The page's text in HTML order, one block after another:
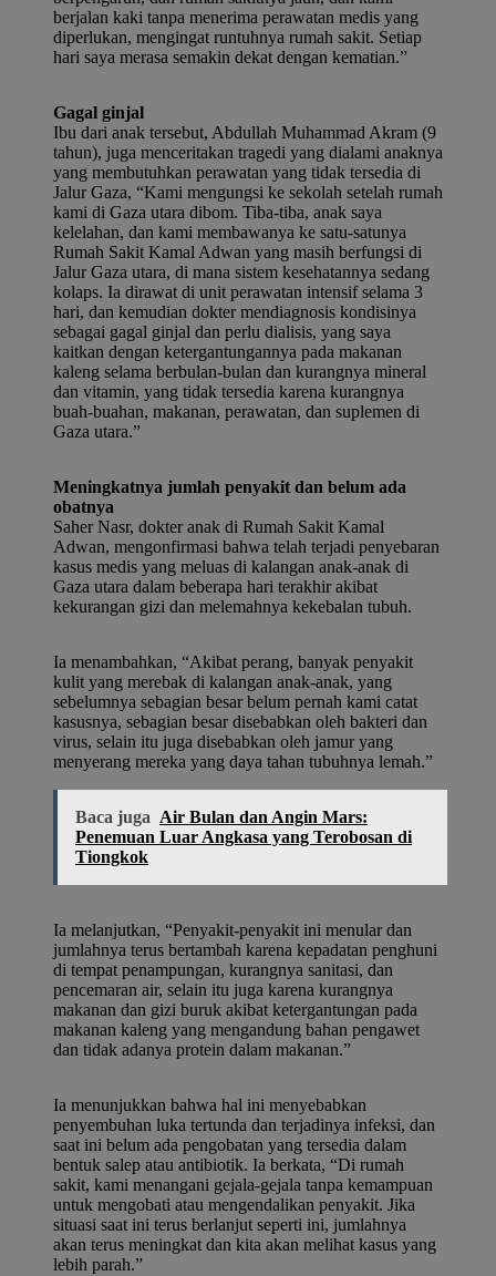
berjalan kaki tanpa menerima perawatan medis yang
diperlukan, mengingat runtuhnya rumah sakit. Setiap
hari saya merasa semakin dekat dengan kematian.”
Gagal ginjal
Ibu dari anak tersebut, Abdullah Muhammad Akram (9
tahun), juga menceritakan tragedi yang dialami anaknya
yang membutuhkan perawatan yang tidak tersedia di
Jalur Gaza, “Kami mengungsi ke sekolah setelah rumah
kami di Gaza utara dibom. Tiba-tiba, anak saya
kelelahan, dan kami membawanya ke satu-satunya
Rumah Sakit Kamal Adwan yang masih berfungsi di
Jalur Gaza utara, di mana sistem kesehatannya sedang
kolaps. Ia dirawat di unit perawatan intensif selama 3
hari, dan kemudian dokter mendiagnosis kondisinya
sebagai gagal ginjal dan perlu dialisis, yang saya
kaitkan dengan ketergantungannya pada makanan
kaleng selama berbulan-bulan dan kurangnya mineral
dan vitamin, yang tidak tersedia karena kurangnya
buah-buahan, makanan, perawatan, dan suplemen di
Gaza utara.”
Meningkatnya jumlah penyakit dan belum ada
obatnya
Saher Nasr, dokter anak di Rumah Sakit Kamal
Adwan, mengonfirmasi bahwa telah terjadi penyebaran
kasus medis yang meluas di kalangan anak-anak di
Gaza utara dalam beberapa hari terakhir akibat
kekurangan gizi dan melemahnya kekebalan tubuh.
Ia menambahkan, “Akibat perang, banyak penyakit
kulit yang merebak di kalangan anak-anak, yang
sebelumnya sebagian besar belum pernah kami catat
kasusnya, sebagian besar disebabkan oleh bakteri dan
virus, selain itu juga disebabkan oleh jamur yang
menyerang mereka yang daya tahan tubuhnya lemah.”
Baca juga Air Bulan dan Angin Mars:
Penemuan Luar Angkasa yang Terobosan di
Tiongkok
Ia melanjutkan, “Penyakit-penyakit ini menular dan
jumlahnya terus bertambah karena kepadatan penghuni
di tempat penampungan, kurangnya sanitasi, dan
pencemaran air, selain itu juga karena kurangnya
makanan dan gizi buruk akibat ketergantungan pada
makanan kaleng yang mengandung bahan pengawet
dan tidak adanya protein dalam makanan.”
Ia menunjukkan bahwa hal ini menyebabkan
penyembuhan luka tertunda dan terjadinya infeksi, dan
saat ini belum ada pengobatan yang tersedia dalam
bentuk salep atau antibiotik. Ia berkata, “Di rumah
sakit, kami menangani gejala-gejala tanpa kemampuan
untuk mengobati atau mengendalikan penyakit. Jika
situasi saat ini terus berlanjut seperti ini, jumlahnya
akan terus meningkat dan kita akan melihat kasus yang
lebih parah.”